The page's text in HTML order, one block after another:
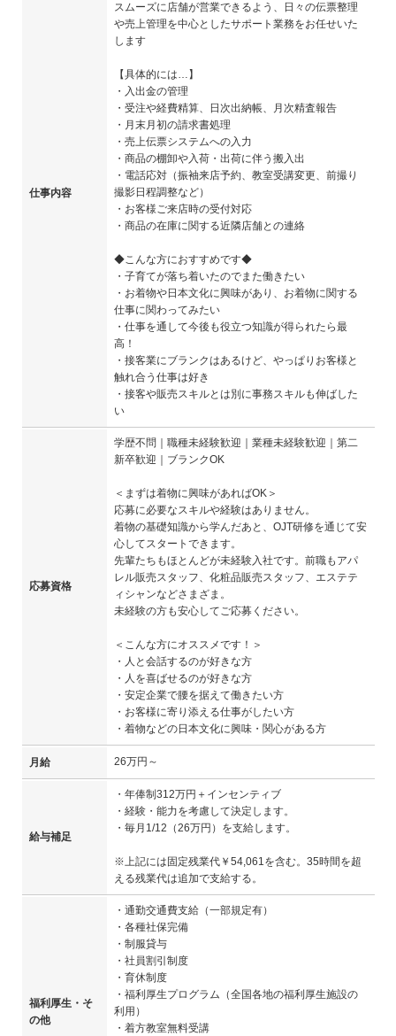
仕事内容
スムーズに店舗が営業できるよう、日々の伝票整理
や売上管理を中心としたサポート業務をお任せいた
します
【具体的には…】
・入出金の管理
・受注や経費精算、日次出納帳、月次精査報告
・月末月初の請求書処理
・売上伝票システムへの入力
・商品の棚卸や入荷・出荷に伴う搬入出
・電話応対（振袖来店予約、教室受講変更、前撮り
撮影日程調整など）
・お客様ご来店時の受付対応
・商品の在庫に関する近隣店舗との連絡
◆こんな方におすすめです◆
・子育てが落ち着いたのでまた働きたい
・お着物や日本文化に興味があり、お着物に関する
仕事に関わってみたい
・仕事を通して今後も役立つ知識が得られたら最
高！
・接客業にブランクはあるけど、やっぱりお客様と
触れ合う仕事は好き
・接客や販売スキルとは別に事務スキルも伸ばした
い
応募資格
学歴不問｜職種未経験歓迎｜業種未経験歓迎｜第二
新卒歓迎｜ブランクOK
＜まずは着物に興味があればOK＞
応募に必要なスキルや経験はありません。
着物の基礎知識から学んだあと、OJT研修を通じて安
心してスタートできます。
先輩たちもほとんどが未経験入社です。前職もアパ
レル販売スタッフ、化粧品販売スタッフ、エステテ
ィシャンなどさまざま。
未経験の方も安心してご応募ください。
＜こんな方にオススメです！＞
・人と会話するのが好きな方
・人を喜ばせるのが好きな方
・安定企業で腰を据えて働きたい方
・お客様に寄り添える仕事がしたい方
・着物などの日本文化に興味・関心がある方
月給 26万円～
給与補足
・年俸制312万円＋インセンティブ
・経験・能力を考慮して決定します。
・毎月1/12（26万円）を支給します。
※上記には固定残業代￥54,061を含む。35時間を超
える残業代は追加で支給する。
福利厚生・そ
の他
・通勤交通費支給（一部規定有）
・各種社保完備
・制服貸与
・社員割引制度
・育休制度
・福利厚生プログラム（全国各地の福利厚生施設の
利用）
・着方教室無料受講